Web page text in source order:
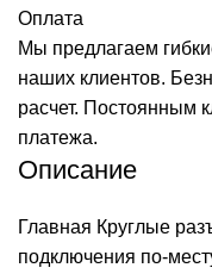
Оплата
Мы предлагаем
наших клиентов.
расчет. Постоянным
платежа.
Описание
Главная Круглые
подключения по-